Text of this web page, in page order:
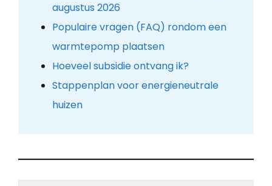
augustus 2026
Populaire vragen (FAQ) rondom een
warmtepomp plaatsen
Hoeveel subsidie ontvang ik?
Stappenplan voor energieneutrale
huizen